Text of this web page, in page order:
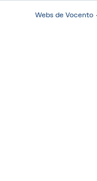
Webs de Vocento